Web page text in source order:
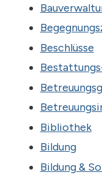
Beschlüsse
Bibliothek
Bildung
Bildung &